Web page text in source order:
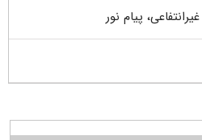
پیام نور